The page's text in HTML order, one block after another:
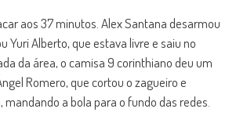
aos 37 minutos. Alex Santana desarmou
Yuri Alberto, que estava livre e saiu no
da área, o camisa 9 corinthiano deu um
Romero, que cortou o zagueiro e
a bola para o fundo das redes.